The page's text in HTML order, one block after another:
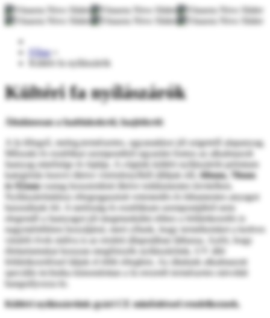
Főlap
Kültéri fa nyílászárók
Kültéri fa nyílászárók
Általánosan a faablakokról, faajtókról:
A fa lélegző, meleg,természetes, ugyanakkor jól szigetelő alapanyag.
Műszaki és esztétikai szempontból egyaránt fontos az alkalmazott
faanyag minősége és fajtája. A cégünk kültéri nyílászáróit prémium
kategóriás borovi illetve vörösfenyőből állítjuk elő,
68mm, 78mm
és 92mmvastag hossztoldott illetve toldásmentes kivitelben.
Nyílászáróinkhoz rétegragasztott vetemedés és hibamentes anyagot
használunk fel. A tartósság és esztétikum szempontjából nem
elegendő a faanyagot jól megmunkálni ehhez a felületkezelés is
nagymértékben hozzájárul, mert célunk, hogy termékeinket a kedves
vásárló évek múlva is az eredeti állapotában láthassa. Azért, hogy
élettartamukat hosszan megőrizzék nyílászáróink, UV álló
felületkezeléssel látjuk el több rétegben. Az általunk alkalmazott
speciális technika kimondottan a fa erezetét természetes mivoltát
hangsúlyozza ki.
Kültéri nyílászáróink gyári CE minősítéssel rendelkeznek.